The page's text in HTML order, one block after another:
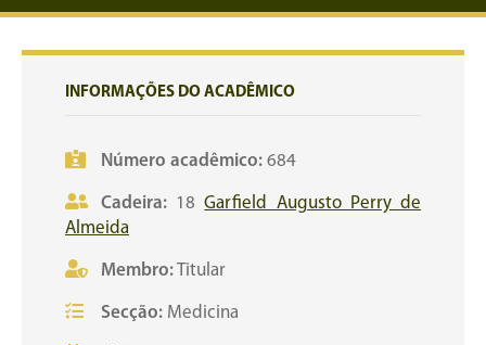
INFORMAÇÕES DO ACADÊMICO
Número acadêmico: 684
Cadeira: 18Garfield Augusto Perry de
Almeida
Membro:Titular
Secção: Medicina